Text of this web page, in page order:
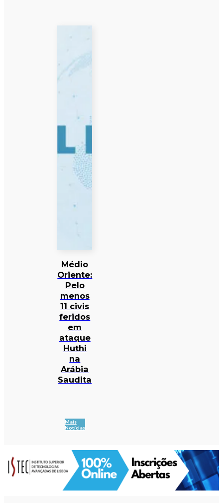
Médio
Oriente:
Pelo
menos
11 civis
feridos
em
ataque
Huthi
na
Arábia
Saudita
Mais
Notícias